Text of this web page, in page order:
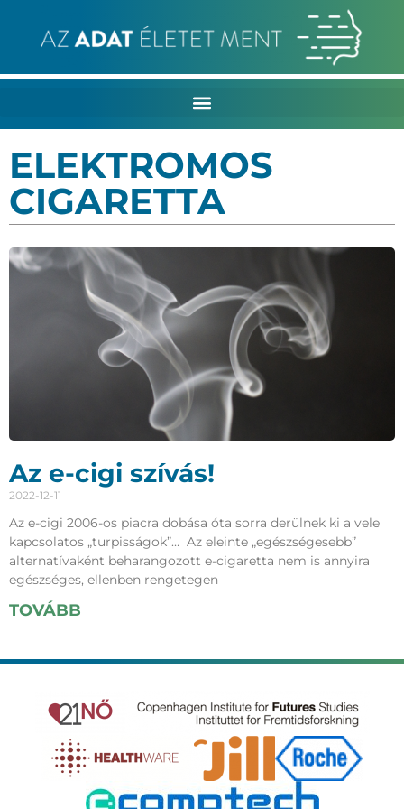
ELEKTROMOS
CIGARETTA
Az e-cigi szívás!
2022-12-11
Az e-cigi 2006-os piacra dobása óta sorra derülnek ki a vele
kapcsolatos „turpisságok”… Az eleinte „egészségesebb”
alternatívaként beharangozott e-cigaretta nem is annyira
egészséges, ellenben rengetegen
TOVÁBB